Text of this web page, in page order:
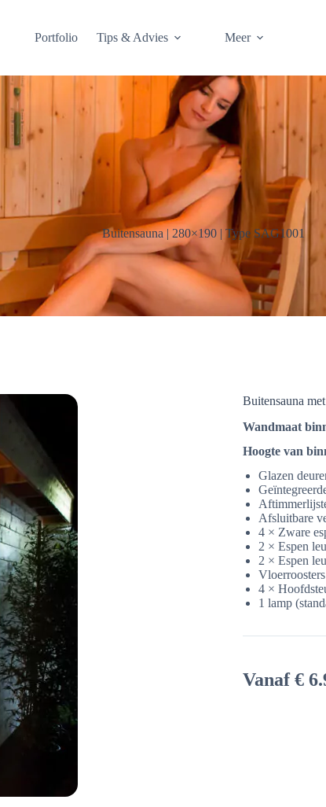
Portfolio Tips & Advies Meer
Buitensauna | 280×190 | Type SAG1001
Buitensauna
Wandmaat
Hoogte van
Glazen
Afsluitbare
4 × Zware
2 × Espen
2 × Espen
Vloerroosters
4 ×
1 lamp
Vanaf €